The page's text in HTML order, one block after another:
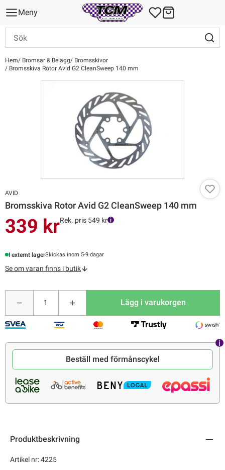
Meny
Hem Bromsar & Belägg
Bromsskivor
Bromsskiva Rotor Avid G2 CleanSweep 140 mm
AVID
Bromsskiva Rotor Avid G2 CleanSweep 140 mm
339 krRek. pris 549 kr
I externt lagerSkickas inom 5-9 dagar
Se om varan finns i butik
Lägg i varukorgen
Beställ med förmånscykel
Produktbeskrivning
Artikel nr: 4225